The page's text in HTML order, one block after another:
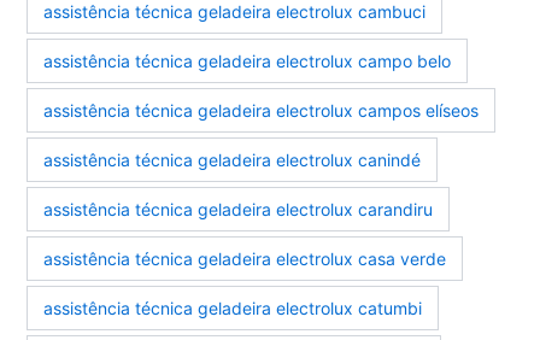
assistência técnica geladeira electrolux cambuci
assistência técnica geladeira electrolux campo belo
assistência técnica geladeira electrolux campos elíseos
assistência técnica geladeira electrolux canindé
assistência técnica geladeira electrolux carandiru
assistência técnica geladeira electrolux casa verde
assistência técnica geladeira electrolux catumbi